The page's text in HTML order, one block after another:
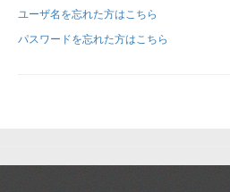
新規登録
ユーザ名を忘れた方はこちら
パスワードを忘れた方はこちら